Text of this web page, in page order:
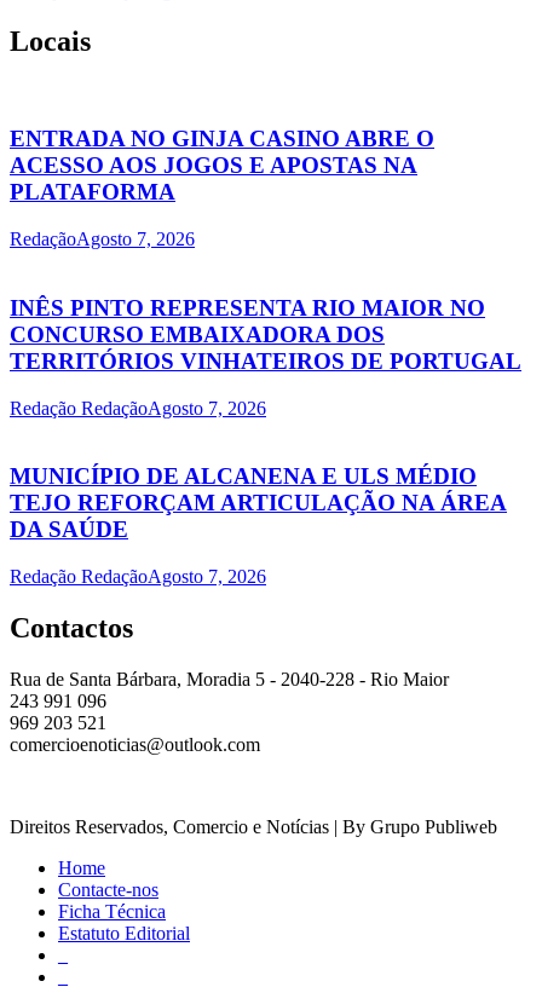
Locais
ENTRADA NO GINJA CASINO ABRE O
ACESSO AOS JOGOS E APOSTAS NA
PLATAFORMA
RedaçãoAgosto 7, 2026
INÊS PINTO REPRESENTA RIO MAIOR NO
CONCURSO EMBAIXADORA DOS
TERRITÓRIOS VINHATEIROS DE PORTUGAL
Redação RedaçãoAgosto 7, 2026
MUNICÍPIO DE ALCANENA E ULS MÉDIO
TEJO REFORÇAM ARTICULAÇÃO NA ÁREA
DA SAÚDE
Redação RedaçãoAgosto 7, 2026
Contactos
Rua de Santa Bárbara, Moradia 5 - 2040-228 - Rio Maior
243 991 096
969 203 521
comercioenoticias@outlook.com
Direitos Reservados, Comercio e Notícias | By Grupo Publiweb
Home
Contacte-nos
Ficha Técnica
Estatuto Editorial